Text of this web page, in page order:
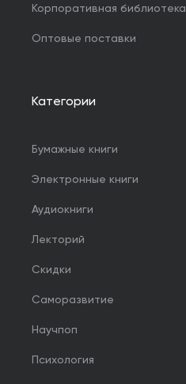
Корпоративная библиотека
Оптовые поставки
Категории
Бумажные книги
Электронные книги
Аудиокниги
Лекторий
Скидки
Саморазвитие
Научпоп
Психология